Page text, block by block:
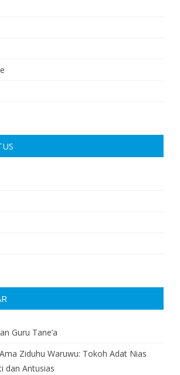
Guru Tane’a
Ama Ziduhu Waruwu: Tokoh Adat Nias
dan Antusias